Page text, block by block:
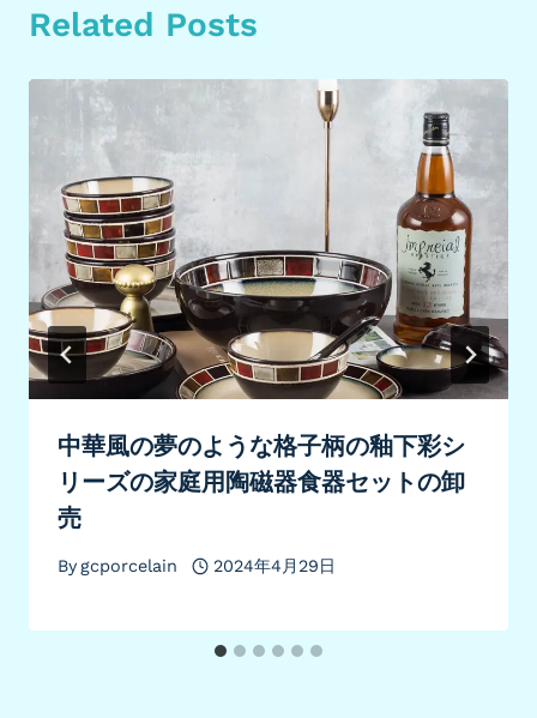
シ
ン
Related Posts
中華風の夢のような格子柄の釉下彩シ
リーズの家庭用陶磁器食器セットの卸
売
By gcporcelain 2024年4月29日